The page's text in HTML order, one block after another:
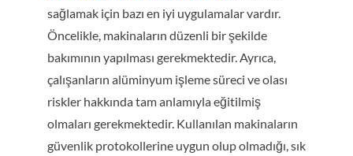
sağlamak için bazı en iyi uygulamalar vardır.
Öncelikle, makinaların düzenli bir şekilde
bakımının yapılması gerekmektedir. Ayrıca,
çalışanların alüminyum işleme süreci ve olası
riskler hakkında tam anlamıyla eğitilmiş
olmaları gerekmektedir. Kullanılan makinaların
güvenlik protokollerine uygun olup olmadığı, sık